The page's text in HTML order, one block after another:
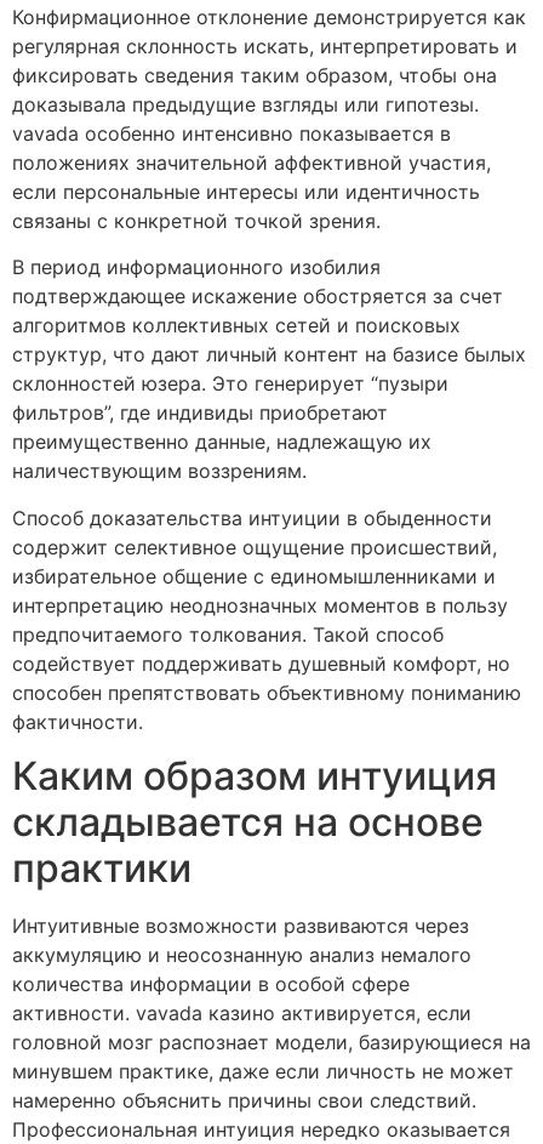
Конфирмационное отклонение демонстрируется как
регулярная склонность искать, интерпретировать и
фиксировать сведения таким образом, чтобы она
доказывала предыдущие взгляды или гипотезы.
vavada особенно интенсивно показывается в
положениях значительной аффективной участия,
если персональные интересы или идентичность
связаны с конкретной точкой зрения.
В период информационного изобилия
подтверждающее искажение обостряется за счет
алгоритмов коллективных сетей и поисковых
структур, что дают личный контент на базисе былых
склонностей юзера. Это генерирует “пузыри
фильтров”, где индивиды приобретают
преимущественно данные, надлежащую их
наличествующим воззрениям.
Способ доказательства интуиции в обыденности
содержит селективное ощущение происшествий,
избирательное общение с единомышленниками и
интерпретацию неоднозначных моментов в пользу
предпочитаемого толкования. Такой способ
содействует поддерживать душевный комфорт, но
способен препятствовать объективному пониманию
фактичности.
Каким образом интуиция
складывается на основе
практики
Интуитивные возможности развиваются через
аккумуляцию и неосознанную анализ немалого
количества информации в особой сфере
активности. vavada казино активируется, если
головной мозг распознает модели, базирующиеся на
минувшем практике, даже если личность не может
намеренно объяснить причины свои следствий.
Профессиональная интуиция нередко оказывается